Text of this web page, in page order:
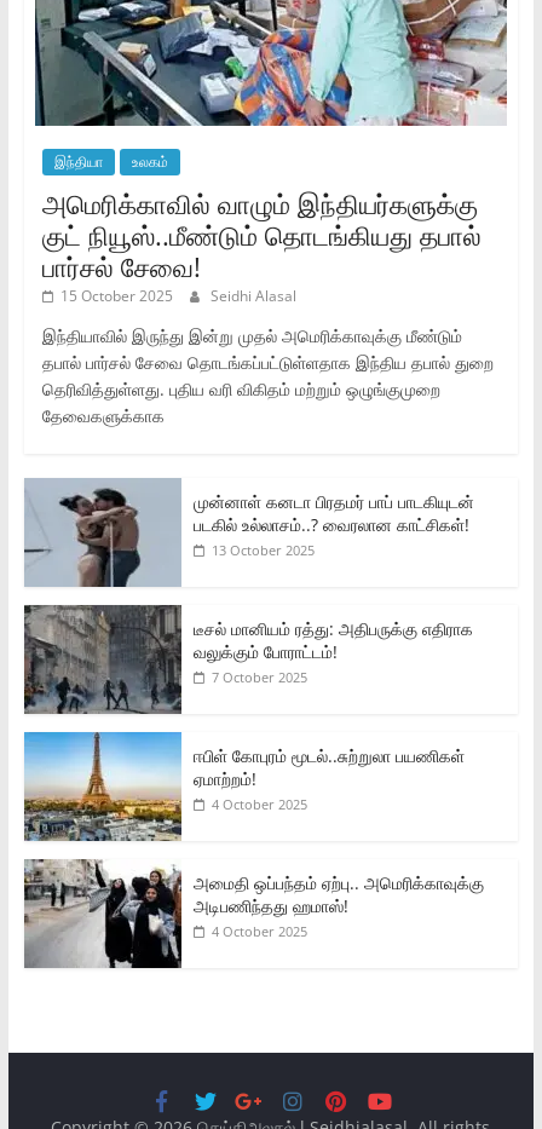
இந்தியா உலகம்
அமெரிக்காவில் வாழும் இந்தியர்களுக்கு
குட் நியூஸ்..மீண்டும் தொடங்கியது தபால்
பார்சல் சேவை!
15 October 2025 Seidhi Alasal
இந்தியாவில் இருந்து இன்று முதல் அமெரிக்காவுக்கு மீண்டும்
தபால் பார்சல் சேவை தொடங்கப்பட்டுள்ளதாக இந்திய தபால் துறை
தெரிவித்துள்ளது. புதிய வரி விகிதம் மற்றும் ஒழுங்குமுறை
தேவைகளுக்காக
முன்னாள் கனடா பிரதமர் பாப் பாடகியுடன்
படகில் உல்லாசம்..? வைரலான காட்சிகள்!
13 October 2025
டீசல் மானியம் ரத்து: அதிபருக்கு எதிராக
வலுக்கும் போராட்டம்!
7 October 2025
ஈபிள் கோபுரம் மூடல்..சுற்றுலா பயணிகள்
ஏமாற்றம்!
4 October 2025
அமைதி ஒப்பந்தம் ஏற்பு.. அமெரிக்காவுக்கு
அடிபணிந்தது ஹமாஸ்!
4 October 2025